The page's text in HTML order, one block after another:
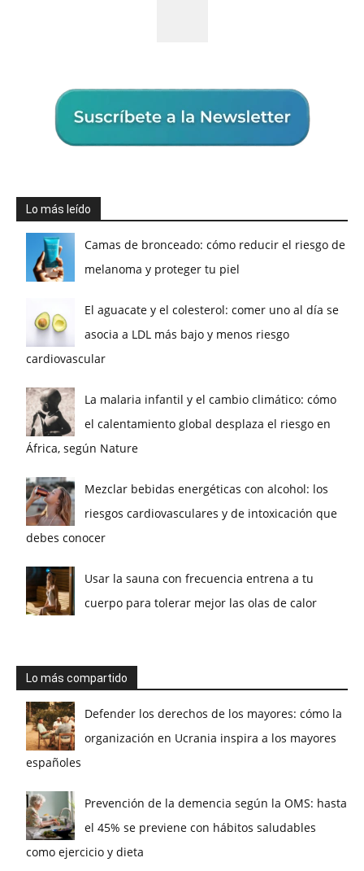
Lo más leído
Camas de bronceado: cómo reducir el riesgo de
melanoma y proteger tu piel
El aguacate y el colesterol: comer uno al día se
asocia a LDL más bajo y menos riesgo
cardiovascular
La malaria infantil y el cambio climático: cómo
el calentamiento global desplaza el riesgo en
África, según Nature
Mezclar bebidas energéticas con alcohol: los
riesgos cardiovasculares y de intoxicación que
debes conocer
Usar la sauna con frecuencia entrena a tu
cuerpo para tolerar mejor las olas de calor
Lo más compartido
Defender los derechos de los mayores: cómo la
organización en Ucrania inspira a los mayores
españoles
Prevención de la demencia según la OMS: hasta
el 45% se previene con hábitos saludables
como ejercicio y dieta